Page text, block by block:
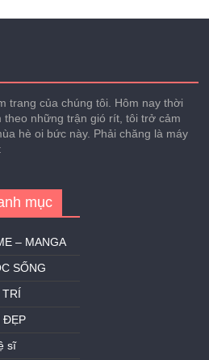
trang của chúng tôi. Hôm nay thời
theo những trận gió rít, tôi trở cảm
hè oi bức này. Phải chăng là máy
mục
– MANGA
SỐNG
ĐẸP
sĩ